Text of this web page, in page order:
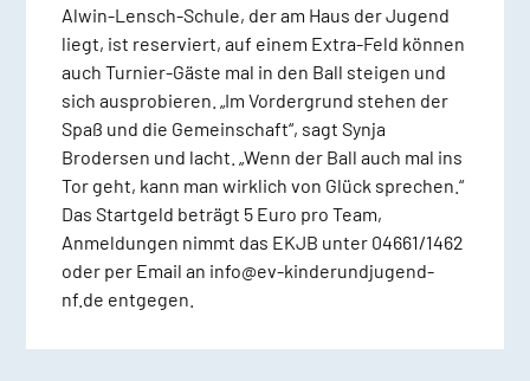
Alwin-Lensch-Schule, der am Haus der Jugend
liegt, ist reserviert, auf einem Extra-Feld können
auch Turnier-Gäste mal in den Ball steigen und
sich ausprobieren. „Im Vordergrund stehen der
Spaß und die Gemeinschaft“, sagt Synja
Brodersen und lacht. „Wenn der Ball auch mal ins
Tor geht, kann man wirklich von Glück sprechen.“
Das Startgeld beträgt 5 Euro pro Team,
Anmeldungen nimmt das EKJB unter 04661/1462
oder per Email an info@ev-kinderundjugend-
nf.de entgegen.